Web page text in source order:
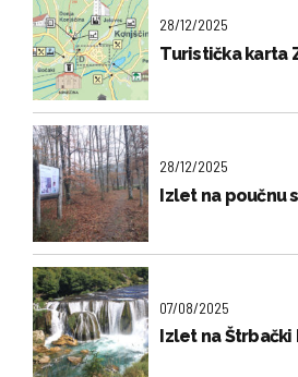
28/12/2025
Turistička karta
28/12/2025
Izlet na poučnu
07/08/2025
Izlet na Štrbački